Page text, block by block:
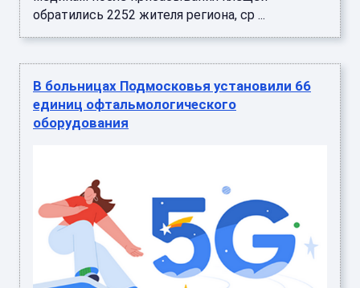
обратились 2252 жителя региона, ср ...
В больницах Подмосковья установили 66
единиц офтальмологического
оборудования